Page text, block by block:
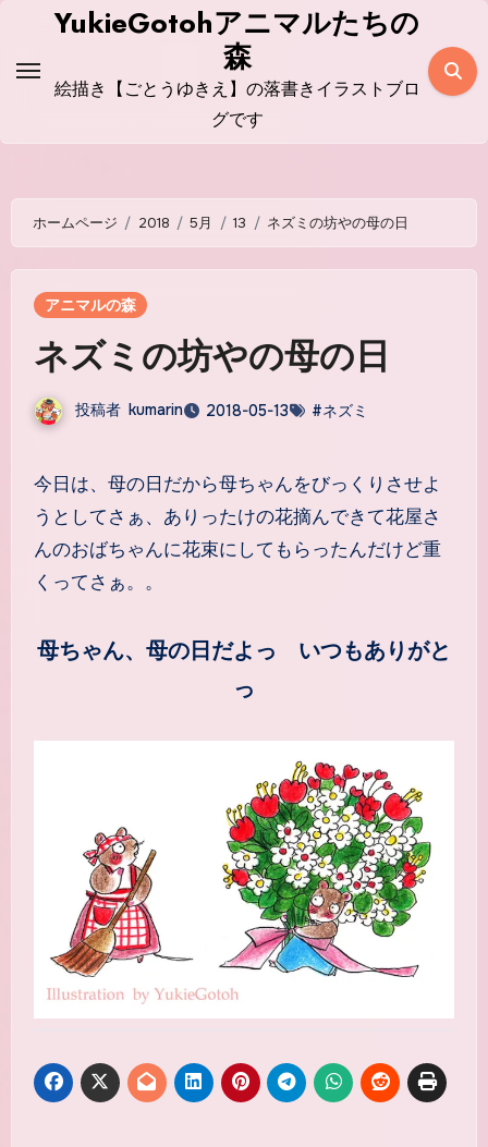
ス
YukieGotohアニマルたちの
森
絵描き【ごとうゆきえ】の落書きイラストブロ
グです
ホームページ 2018 5月 13 ネズミの坊やの母の日
アニマルの森
ネズミの坊やの母の日
投稿者 kumarin 2018-05-13 #ネズミ
今日は、母の日だから母ちゃんをびっくりさせよ
うとしてさぁ、ありったけの花摘んできて花屋さ
んのおばちゃんに花束にしてもらったんだけど重
くってさぁ。。
母ちゃん、母の日だよっ いつもありがと
っ